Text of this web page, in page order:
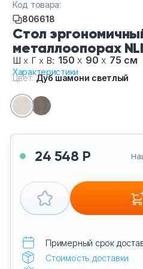
Стол
металлоопорах
цвет Дуб шамони
Ш х Г х В: 150 х 90 х 75 см
Характеристики
Код товара:
806618
24 548 Р
Примерный срок
Стоимость доставки
Цвет:Дуб шамони светлый
Офисные
Офисные
Обеденная